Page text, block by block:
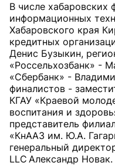
В числе хабаровских
информационных
Хабаровского края
кредитных
Денис Бузыкин,
«Россельхозбанк» -
«Сбербанк» -
финалистов -
КГАУ «Краевой
воспитания и
представитель
«КнААЗ им. Ю.А.
генеральный
LLC Александр Новак.